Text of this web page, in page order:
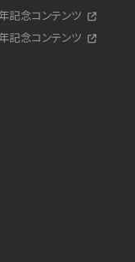
記念コンテンツ
記念コンテンツ